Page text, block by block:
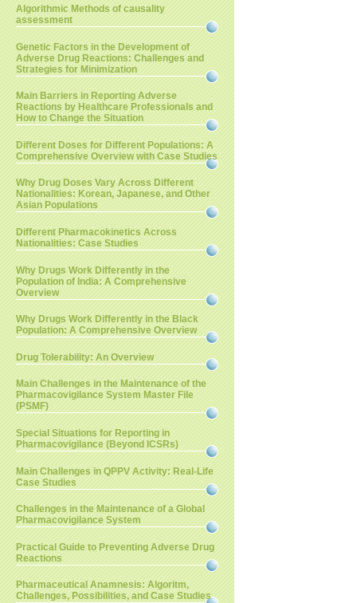
Algorithmic Methods of causality
assessment
Genetic Factors in the Development of
Adverse Drug Reactions: Challenges and
Strategies for Minimization
Main Barriers in Reporting Adverse
Reactions by Healthcare Professionals and
How to Change the Situation
Different Doses for Different Populations: A
Comprehensive Overview with Case Studies
Why Drug Doses Vary Across Different
Nationalities: Korean, Japanese, and Other
Asian Populations
Different Pharmacokinetics Across
Nationalities: Case Studies
Why Drugs Work Differently in the
Population of India: A Comprehensive
Overview
Why Drugs Work Differently in the Black
Population: A Comprehensive Overview
Drug Tolerability: An Overview
Main Challenges in the Maintenance of the
Pharmacovigilance System Master File
(PSMF)
Special Situations for Reporting in
Pharmacovigilance (Beyond ICSRs)
Main Challenges in QPPV Activity: Real-Life
Case Studies
Challenges in the Maintenance of a Global
Pharmacovigilance System
Practical Guide to Preventing Adverse Drug
Reactions
Pharmaceutical Anamnesis: Algoritm,
Challenges, Possibilities, and Case Studies